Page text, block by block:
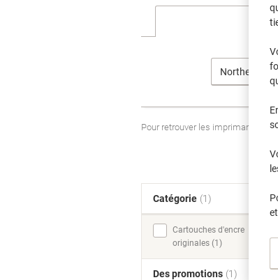
Northern
Pour retrouver les imprimantes
Catégorie (1)
Cartouches d'encre
originales (1)
Des promotions (1)
et